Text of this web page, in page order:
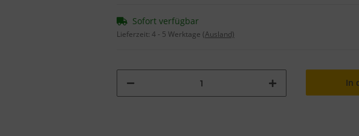
Sofort verfügbar
Lieferzeit: 4 - 5 Werktage (Ausland)
In